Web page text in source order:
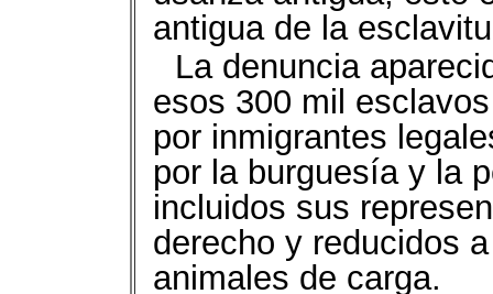
antigua de la
La denuncia
esos 300 mil
por inmigrantes
por la burguesía y la
incluidos sus
derecho y reducidos
animales de carga.